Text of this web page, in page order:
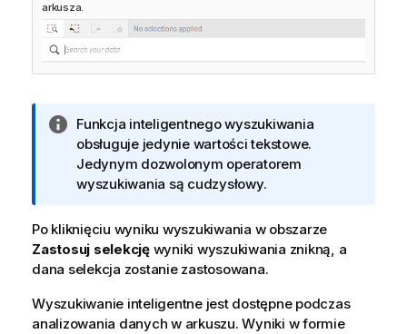
arkusza.
I
n
f
o
m
a
c
a
Funkcja inteligentnego wyszukiwania
obsługuje jedynie wartości tekstowe.
Jedynym dozwolonym operatorem
wyszukiwania są cudzysłowy.
Po kliknięciu wyniku wyszukiwania w obszarze
Zastosuj selekcjęwyniki wyszukiwania znikną, a
dana selekcja zostanie zastosowana.
Wyszukiwanie inteligentne jest dostępne podczas
analizowania danych w arkuszu. Wyniki w formie